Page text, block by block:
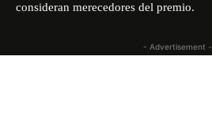
consideran merecedores del premio.
- Advertisement -